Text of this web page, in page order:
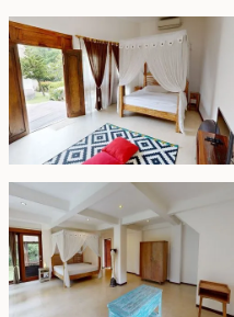
mobil. Bisnis yang sudah
peluang luar biasa untuk
dengan memadukan
suasana tropis yang unik.
Hak Milik - IDR